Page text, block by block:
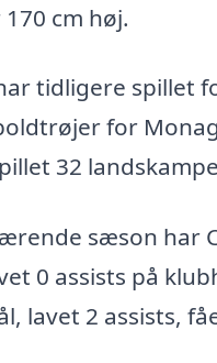
cm høj.
tidligere spillet
for
32
sæson har
0 assists på
lavet 2 assists,